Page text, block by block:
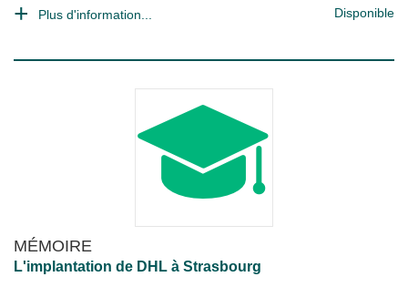
Plus d'information... Disponible
MÉMOIRE
L'implantation de DHL à Strasbourg